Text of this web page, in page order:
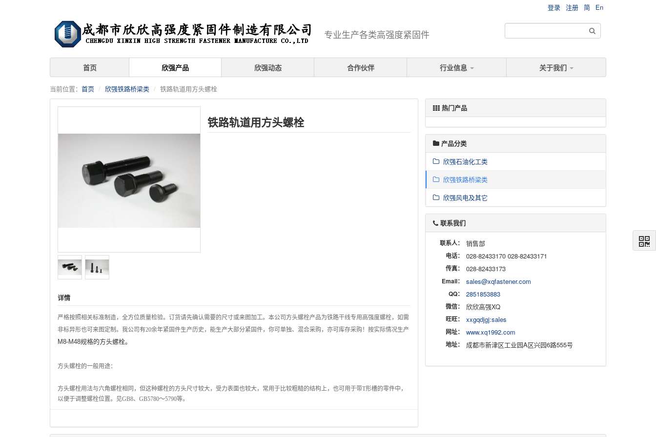
登录 注册 简 En
专业生产各类高强度紧固件
首页 欣强产品 欣强动态 合作伙伴 行业信息 关于我们
当前位置： 首页 欣强铁路桥梁类 铁路轨道用方头螺栓
铁路轨道用方头螺栓
详情
严格按照相关标准制造，全方位质量检验。订货请先确认需要的尺寸或来图加工。本公司方头螺栓产品为铁路干线专用高强度螺栓，如需
非标异形也可来图定制。我公司有20余年紧固件生产历史，能生产大部分紧固件，你可单独、混合采购，亦可库存采购！按实际情况生产
M8-M48规格的方头螺栓。
方头螺栓的一般用途：
方头螺栓用法与六角螺栓相同，但这种螺栓的方头尺寸较大，受力表面也较大，常用于比较粗糙的结构上，也可用于带T形槽的零件中，
以便于调整螺栓位置。见GB8、GB5780～5790等。
热门产品
产品分类
欣强石油化工类
欣强铁路桥梁类
欣强风电及其它
联系我们
联系人： 销售部
电话： 028-82433170 028-82433171
传真： 028-82433173
Email： sales@xqfastener.com
QQ： 2851853883
微信： 欣欣高强XQ
旺旺： xxgqdjgj:sales
网址： www.xq1992.com
地址： 成都市新津区工业园A区兴园6路555号